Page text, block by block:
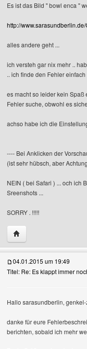
Es ist das Bild " bowl enca "
http://
alles andere geht ...
ich versteh gar nix mehr ..
.. ich finde den Fehler
es macht so leider kein
Fehler suche, obwohl es
achso habe ich die
---- Bei Anklicken der
(ist sehr hübsch, aber
NEIN ( bei Safari ) ... och ich
Sreenshots ...
SORRY . !!!!!
Website dieses
anzeigen
04.01.2015 um 19:49
Titel: Re: Es klappt immer
Hallo sarasundberlin,
danke für eure
berichten, sobald ich mehr